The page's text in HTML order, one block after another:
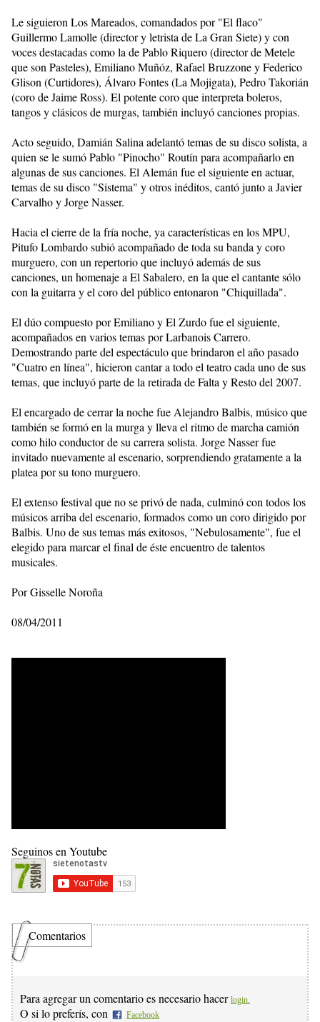
Le siguieron Los Mareados, comandados por "El flaco"
Guillermo Lamolle (director y letrista de La Gran Siete) y con
voces destacadas como la de Pablo Riquero (director de Metele
que son Pasteles), Emiliano Muñóz, Rafael Bruzzone y Federico
Glison (Curtidores), Álvaro Fontes (La Mojigata), Pedro Takorián
(coro de Jaime Ross). El potente coro que interpreta boleros,
tangos y clásicos de murgas, también incluyó canciones propias.
Acto seguido, Damián Salina adelantó temas de su disco solista, a
quien se le sumó Pablo "Pinocho" Routín para acompañarlo en
algunas de sus canciones. El Alemán fue el siguiente en actuar,
temas de su disco "Sistema" y otros inéditos, cantó junto a Javier
Carvalho y Jorge Nasser.
Hacia el cierre de la fría noche, ya características en los MPU,
Pitufo Lombardo subió acompañado de toda su banda y coro
murguero, con un repertorio que incluyó además de sus
canciones, un homenaje a El Sabalero, en la que el cantante sólo
con la guitarra y el coro del público entonaron "Chiquillada".
El dúo compuesto por Emiliano y El Zurdo fue el siguiente,
acompañados en varios temas por Larbanois Carrero.
Demostrando parte del espectáculo que brindaron el año pasado
"Cuatro en línea", hicieron cantar a todo el teatro cada uno de sus
temas, que incluyó parte de la retirada de Falta y Resto del 2007.
El encargado de cerrar la noche fue Alejandro Balbis, músico que
también se formó en la murga y lleva el ritmo de marcha camión
como hilo conductor de su carrera solista. Jorge Nasser fue
invitado nuevamente al escenario, sorprendiendo gratamente a la
platea por su tono murguero.
El extenso festival que no se privó de nada, culminó con todos los
músicos arriba del escenario, formados como un coro dirigido por
Balbis. Uno de sus temas más exitosos, "Nebulosamente", fue el
elegido para marcar el final de éste encuentro de talentos
musicales.
Por Gisselle Noroña
08/04/2011
Seguinos en Youtube
Comentarios
Para agregar un comentario es necesario hacer login.
O si lo preferís, con Facebook